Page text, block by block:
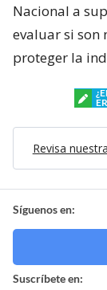
Nacional a
evaluar si son
proteger la
Revisa
Síguenos en:
Suscríbete en: